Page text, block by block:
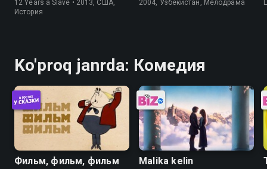
12 Years a Slave • 2013, США,
История
2004, Узбекистан, Мелодрама
Ko'proq janrda: Комедия
Фильм, фильм, фильм Malika kelin